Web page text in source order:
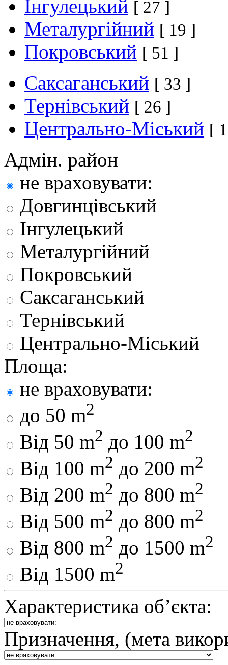
Інгулецький [ 27 ]
Металургійний [ 19 ]
Покровський [ 51 ]
Саксаганський [ 33 ]
Тернівський [ 26 ]
Центрально-Міський [
Адмін. район
не враховувати:
Довгинцівський
Інгулецький
Металургійний
Покровський
Саксаганський
Тернівський
Центрально-Міський
Площа:
не враховувати:
до 50 m2
Від 50 m2 до 100 m2
Від 100 m2 до 200 m2
Від 200 m2 до 800 m2
Від 500 m2 до 800 m2
Від 800 m2 до 1500 m2
Від 1500 m2
Характеристика об’єкта:
Призначення, (мета